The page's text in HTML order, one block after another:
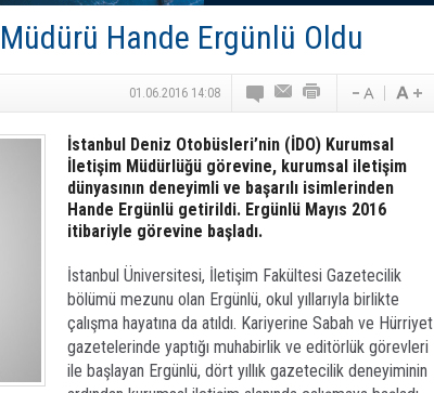
ile Güçlendirdi
Saadia Zahidi Getirildi. IATA Tarihinde İlk
Zahidi as Director General
Hande Ergünlü Oldu
01.06.2016 14:08
İstanbul Deniz Otobüsleri’nin (İDO) Kurumsal
İletişim Müdürlüğü görevine, kurumsal iletişim
dünyasının deneyimli ve başarılı isimlerinden
Hande Ergünlü getirildi. Ergünlü Mayıs 2016
itibariyle görevine başladı.
İstanbul Üniversitesi, İletişim Fakültesi Gazetecilik
bölümü mezunu olan Ergünlü, okul yıllarıyla birlikte
çalışma hayatına da atıldı. Kariyerine Sabah ve Hürriyet
gazetelerinde yaptığı muhabirlik ve editörlük görevleri
ile başlayan Ergünlü, dört yıllık gazetecilik deneyiminin